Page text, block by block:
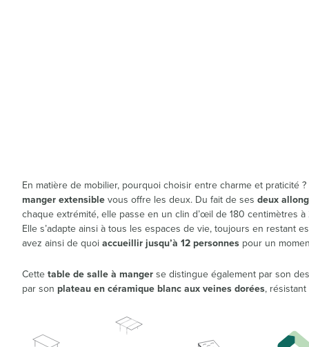
En matière de mobilier, pourquoi choisir entre charme et praticité
manger extensible vous offre les deux. Du fait de ses deux
chaque extrémité, elle passe en un clin d’œil de 180 centimètres
Elle s’adapte ainsi à tous les espaces de vie, toujours en restant
avez ainsi de quoi accueillir jusqu’à 12 personnes pour un
Cette table de salle à manger se distingue également par son
par son plateau en céramique blanc aux veines dorées,